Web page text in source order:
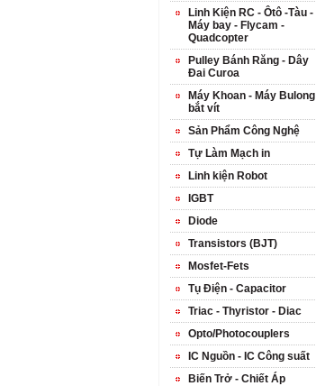
Linh Kiện RC - Ôtô -Tàu -
Máy bay - Flycam -
Quadcopter
Pulley Bánh Răng - Dây
Đai Curoa
Máy Khoan - Máy Bulong
bắt vít
Sản Phẩm Công Nghệ
Tự Làm Mạch in
Linh kiện Robot
IGBT
Diode
Transistors (BJT)
Mosfet-Fets
Tụ Điện - Capacitor
Triac - Thyristor - Diac
Opto/Photocouplers
IC Nguồn - IC Công suất
Biến Trở - Chiết Áp